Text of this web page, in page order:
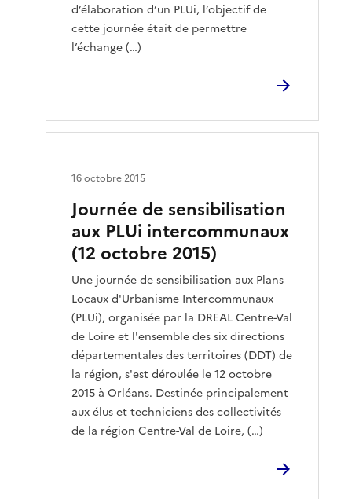
d’élaboration d’un PLUi, l’objectif de
cette journée était de permettre
l’échange (…)
Journée de sensibilisation
aux PLUi intercommunaux
(12 octobre 2015)
Une journée de sensibilisation aux Plans
Locaux d'Urbanisme Intercommunaux
(PLUi), organisée par la DREAL Centre-Val
de Loire et l'ensemble des six directions
départementales des territoires (DDT) de
la région, s'est déroulée le 12 octobre
2015 à Orléans. Destinée principalement
aux élus et techniciens des collectivités
de la région Centre-Val de Loire, (…)
16 octobre 2015